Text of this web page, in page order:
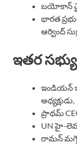
బయోకాన్
భారత
ఆర్వింద్
ఇతర
ఇండియన్
అధ్యక్షుడు,
ప్రాథమ్
UN హై-
రామన్